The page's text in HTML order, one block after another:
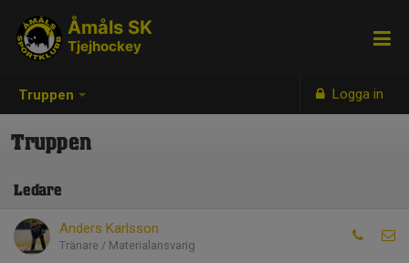
Truppen Logga in
Åmåls SK
Tjejhockey
Truppen
Ledare
Anders Karlsson
Tränare / Materialansvarig